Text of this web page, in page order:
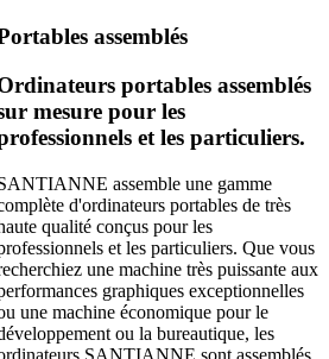
assemblés
portables assemblés
mesure pour les
et les particuliers.
assemble une gamme
d'ordinateurs portables de très
qualité conçus pour les
et les particuliers. Que vous
une machine très puissante aux
graphiques exceptionnelles
une machine économique pour le
ou la bureautique, les
SANTIANNE sont assemblés